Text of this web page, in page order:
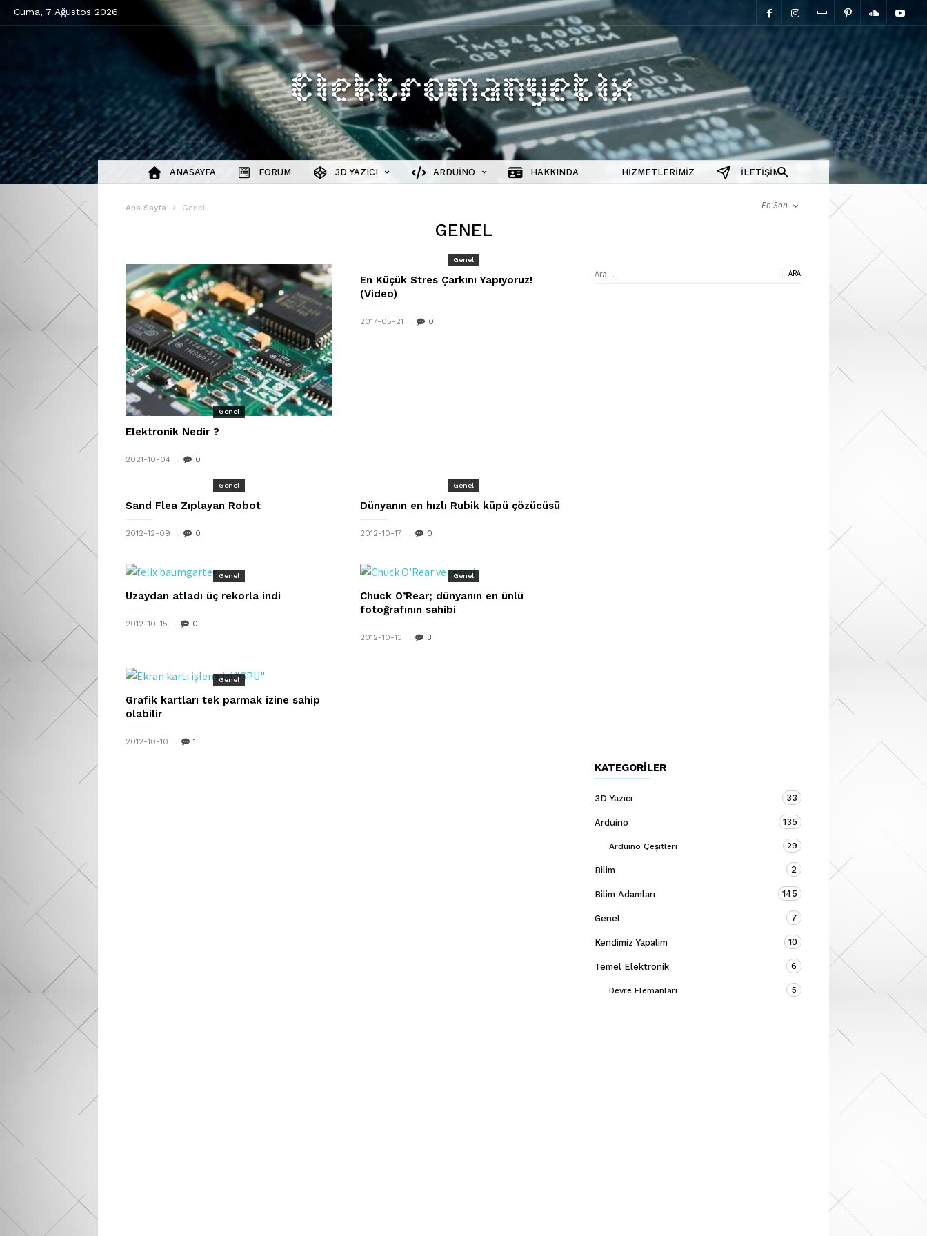
Cuma, 7 Ağustos 2026
elektromanyetix
ANASAYFA FORUM 3D YAZICI ARDUINO HAKKINDA HIZMETLERIMIZ İLETIŞIM
Ana Sayfa Genel En Son
GENEL
Genel
Elektronik Nedir ?
2021-10-04 0
Genel
En Küçük Stres Çarkını Yapıyoruz!
(Video)
2017-05-21 0
Genel
Sand Flea Zıplayan Robot
2012-12-09 0
Genel
Dünyanın en hızlı Rubik küpü çözücüsü
2012-10-17 0
Genel
Uzaydan atladı üç rekorla indi
2012-10-15 0
Genel
Chuck O’Rear; dünyanın en ünlü
fotoğrafının sahibi
2012-10-13 3
Genel
Grafik kartları tek parmak izine sahip
olabilir
2012-10-10 1
Arama:
KATEGORILER
3D Yazıcı 33
Arduino 135
Arduino Çeşitleri 29
Bilim 2
Bilim Adamları 145
Genel 7
Kendimiz Yapalım 10
Temel Elektronik 6
Devre Elemanları 5